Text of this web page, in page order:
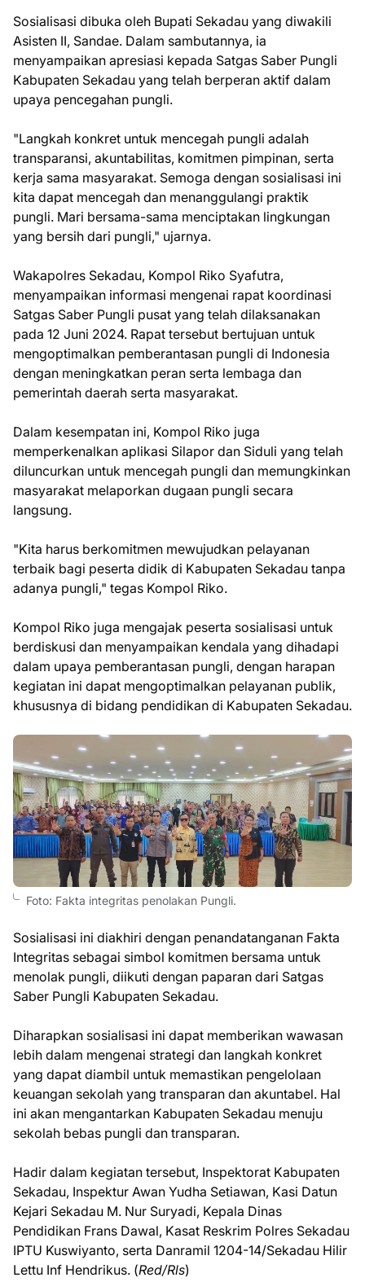
Sosialisasi dibuka oleh Bupati Sekadau yang diwakili
Asisten II, Sandae. Dalam sambutannya, ia
menyampaikan apresiasi kepada Satgas Saber Pungli
Kabupaten Sekadau yang telah berperan aktif dalam
upaya pencegahan pungli.
"Langkah konkret untuk mencegah pungli adalah
transparansi, akuntabilitas, komitmen pimpinan, serta
kerja sama masyarakat. Semoga dengan sosialisasi ini
kita dapat mencegah dan menanggulangi praktik
pungli. Mari bersama-sama menciptakan lingkungan
yang bersih dari pungli," ujarnya.
Wakapolres Sekadau, Kompol Riko Syafutra,
menyampaikan informasi mengenai rapat koordinasi
Satgas Saber Pungli pusat yang telah dilaksanakan
pada 12 Juni 2024. Rapat tersebut bertujuan untuk
mengoptimalkan pemberantasan pungli di Indonesia
dengan meningkatkan peran serta lembaga dan
pemerintah daerah serta masyarakat.
Dalam kesempatan ini, Kompol Riko juga
memperkenalkan aplikasi Silapor dan Siduli yang telah
diluncurkan untuk mencegah pungli dan memungkinkan
masyarakat melaporkan dugaan pungli secara
langsung.
"Kita harus berkomitmen mewujudkan pelayanan
terbaik bagi peserta didik di Kabupaten Sekadau tanpa
adanya pungli," tegas Kompol Riko.
Kompol Riko juga mengajak peserta sosialisasi untuk
berdiskusi dan menyampaikan kendala yang dihadapi
dalam upaya pemberantasan pungli, dengan harapan
kegiatan ini dapat mengoptimalkan pelayanan publik,
khususnya di bidang pendidikan di Kabupaten Sekadau.
Foto: Fakta integritas penolakan Pungli.
Sosialisasi ini diakhiri dengan penandatanganan Fakta
Integritas sebagai simbol komitmen bersama untuk
menolak pungli, diikuti dengan paparan dari Satgas
Saber Pungli Kabupaten Sekadau.
Diharapkan sosialisasi ini dapat memberikan wawasan
lebih dalam mengenai strategi dan langkah konkret
yang dapat diambil untuk memastikan pengelolaan
keuangan sekolah yang transparan dan akuntabel. Hal
ini akan mengantarkan Kabupaten Sekadau menuju
sekolah bebas pungli dan transparan.
Hadir dalam kegiatan tersebut, Inspektorat Kabupaten
Sekadau, Inspektur Awan Yudha Setiawan, Kasi Datun
Kejari Sekadau M. Nur Suryadi, Kepala Dinas
Pendidikan Frans Dawal, Kasat Reskrim Polres Sekadau
IPTU Kuswiyanto, serta Danramil 1204-14/Sekadau Hilir
Lettu Inf Hendrikus. (Red/Rls)